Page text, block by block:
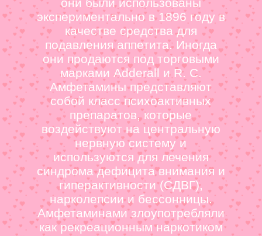
они были использованы
экспериментально в 1896 году в
качестве средства для
подавления аппетита. Иногда
они продаются под торговыми
марками Adderall и R. C.
Амфетамины представляют
собой класс психоактивных
препаратов, которые
воздействуют на центральную
нервную систему и
используются для лечения
синдрома дефицита внимания и
гиперактивности (СДВГ),
нарколепсии и бессонницы.
Амфетаминами злоупотребляли
как рекреационным наркотиком